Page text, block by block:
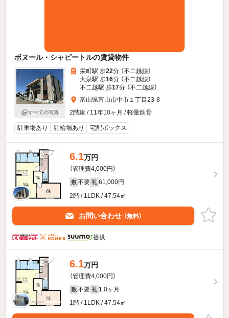
ボヌール・シャピートルの賃貸物件
すべての写真
栄町駅 歩22分 （不二越線）
大泉駅 歩16分 （不二越線）
不二越駅 歩17分 （不二越線）
富山県富山市中市１丁目23-8
2階建 / 11年10ヶ月 / 軽量鉄骨
駐車場あり 駐輪場あり 宅配ボックス
6.1万円
（管理費4,000円）
敷 不要 礼 61,000円
2階 / 1LDK / 47.54㎡
お問い合わせ （無料）
提供
6.1万円
（管理費4,000円）
敷 不要 礼 1.0ヶ月
1階 / 1LDK / 47.54㎡